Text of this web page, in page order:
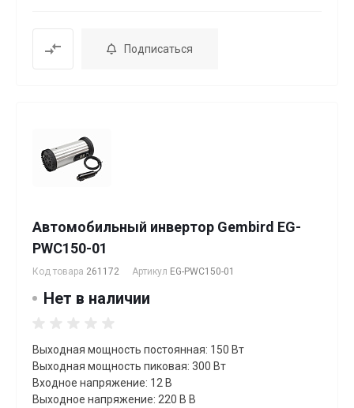
Подписаться
Автомобильный инвертор Gembird EG-
PWC150-01
Код товара 261172 Артикул EG-PWC150-01
Нет в наличии
Выходная мощность постоянная: 150 Вт
Выходная мощность пиковая: 300 Вт
Входное напряжение: 12 В
Выходное напряжение: 220 В В